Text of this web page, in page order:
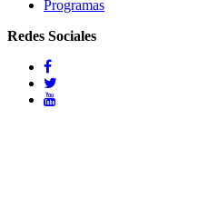
Programas
Redes Sociales